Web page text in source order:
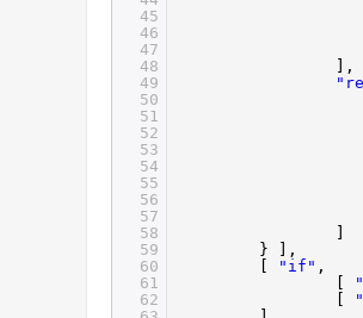
45
46
47
48
49
50
51
52
53
54
55
56
57
58
59
60
61
62
[
"if"
[
[